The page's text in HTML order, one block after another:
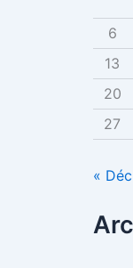
6
13
20
27
« Déc